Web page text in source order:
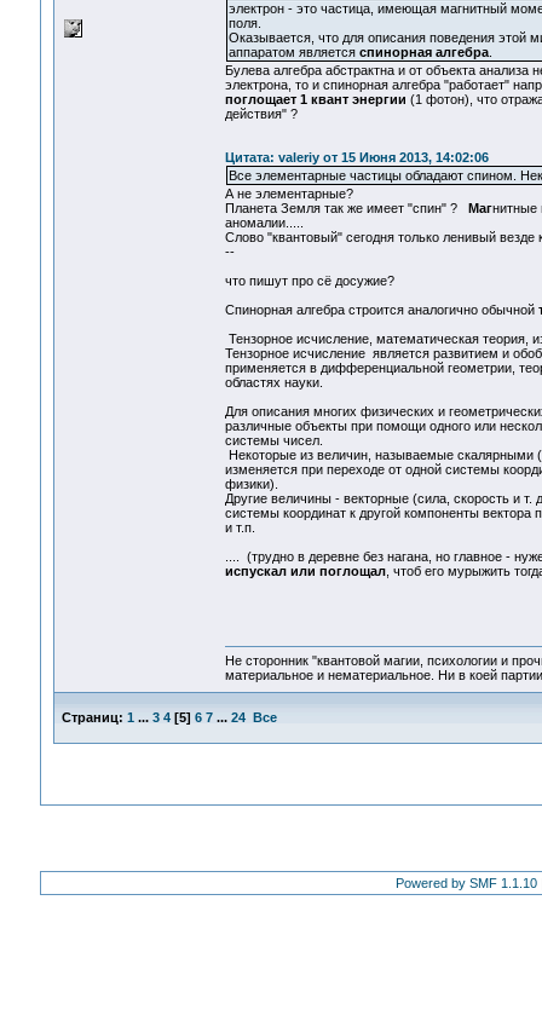
электрон - это частица, имеющая магнитный
поля.
Оказывается, что для описания поведения этой
аппаратом является спинорная алгебра.
Булева алгебра абстрактна и от объекта анализа
электрона, то и спинорная алгебра "работает"
поглощает 1 квант энергии (1 фотон), что
действия" ?
Цитата: valeriy от 15 Июня 2013, 14:02:06
Все элементарные частицы обладают спином.
А не элементарные?
Планета Земля так же имеет "спин" ?
Магнитные
аномалии.....
Слово "квантовый" сегодня только ленивый везде
--
что пишут про сё досужие?
Спинорная алгебра строится аналогично обычной
Тензорное исчисление, математическая теория,
Тензорное исчисление является развитием и
применяется в дифференциальной геометрии,
областях науки.
Для описания многих физических и
различные объекты при помощи одного или
системы чисел.
Некоторые из величин, называемые скалярными
изменяется при переходе от одной системы
физики).
Другие величины - векторные (сила, скорость и
системы координат к другой компоненты вектора
и т.п.
.... (трудно в деревне без нагана, но главное -
испускал или поглощал, чтоб его мурыжить
Не сторонник "квантовой магии, психологии и
материальное и нематериальное. Ни в коей
Страниц: 1 ... 3 4[5] 6 7 ... 24 Все
Powered by SMF 1.1.10